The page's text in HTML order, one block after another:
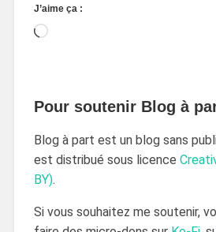
J’aime ça :
Pour soutenir Blog à
Blog à part est un blog sans
est distribué sous licence
BY).
Si vous souhaitez me soutenir,